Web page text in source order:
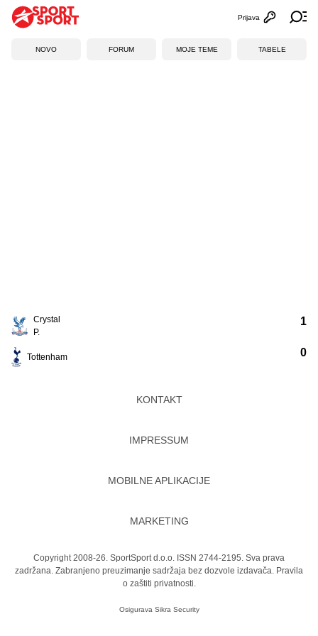
Otvori
Prijava
NOVO FORUM MOJE TEME TABELE
Crystal
P.
Tottenham
1
0
KONTAKT
IMPRESSUM
MOBILNE APLIKACIJE
MARKETING
Copyright 2008-26. SportSport d.o.o. ISSN 2744-2195. Sva prava
zadržana. Zabranjeno preuzimanje sadržaja bez dozvole izdavača. Pravila
o zaštiti privatnosti.
Osigurava Sikra Security